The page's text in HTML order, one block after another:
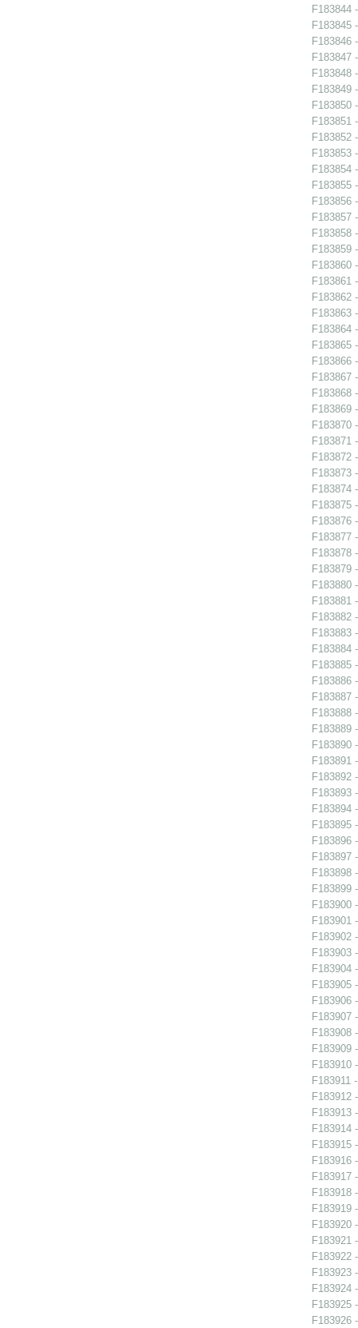
F183844
F183845
F183846
F183847
F183848
F183849
F183850
F183851
F183852
F183853
F183854
F183855
F183856
F183857
F183858
F183859
F183860
F183861
F183862
F183863
F183864
F183865
F183866
F183867
F183868
F183869
F183870
F183871
F183872
F183873
F183874
F183875
F183876
F183877
F183878
F183879
F183880
F183881
F183882
F183883
F183884
F183885
F183886
F183887
F183888
F183889
F183890
F183891
F183892
F183893
F183894
F183895
F183896
F183897
F183898
F183899
F183900
F183901
F183902
F183903
F183904
F183905
F183906
F183907
F183908
F183909
F183910
F183911
F183912
F183913
F183914
F183915
F183916
F183917
F183918
F183919
F183920
F183921
F183922
F183923
F183924
F183925
F183926